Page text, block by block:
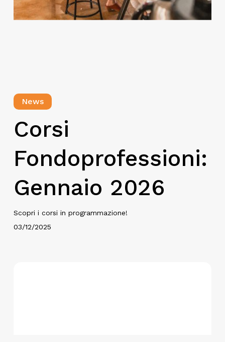
News
Corsi
Fondoprofessioni:
Gennaio 2026
Scopri i corsi in programmazione!
03/12/2025